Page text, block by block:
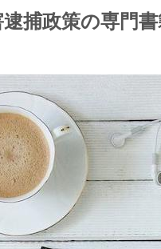
捕政策の専門